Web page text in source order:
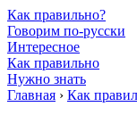
Как правильно?
Говорим по-русски
Интересное
Как правильно
Нужно знать
Главная › Как